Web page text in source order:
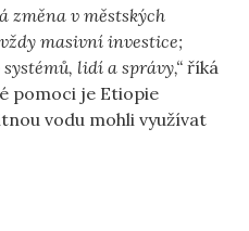
změna v městských
masivní investice;
lidí a správy,“ říká
pomoci je Etiopie
vodu mohli využívat